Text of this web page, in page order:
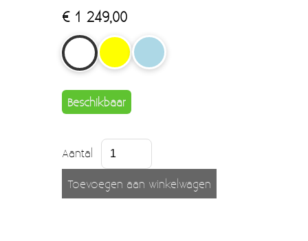
€ 1 249,00
Beschikbaar
Aantal